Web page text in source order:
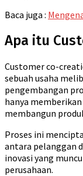
Baca juga :
Apa itu
Customer co-
sebuah usaha
pengembangan
hanya
membangun
Proses ini
antara pelanggan
inovasi yang
perusahaan.